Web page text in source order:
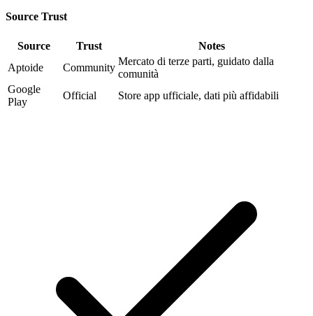
Source Trust
Source Trust
Notes
Aptoide
Community
Mercato di terze parti, guidato dalla
comunità
Google
Play
Official Store app ufficiale, dati più affidabili